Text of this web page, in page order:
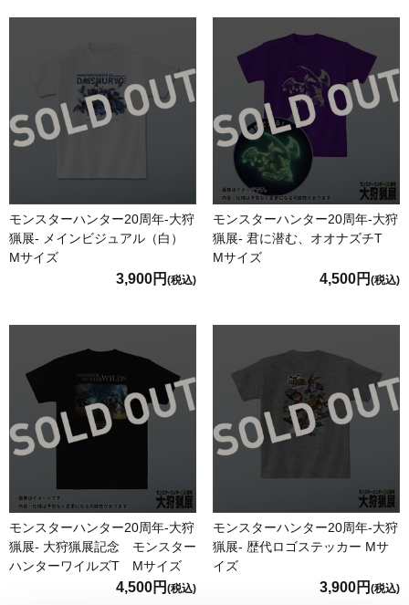
モンスターハンター20周年-大狩
猟展- メインビジュアル（白）
Mサイズ
3,900円 (税込)
モンスターハンター20周年-大狩
猟展- 君に潜む、オオナズチT
Mサイズ
4,500円 (税込)
モンスターハンター20周年-大狩
猟展- 大狩猟展記念 モンスター
ハンターワイルズT Mサイズ
4,500円 (税込)
モンスターハンター20周年-大狩
猟展- 歴代ロゴステッカー Mサ
イズ
3,900円 (税込)